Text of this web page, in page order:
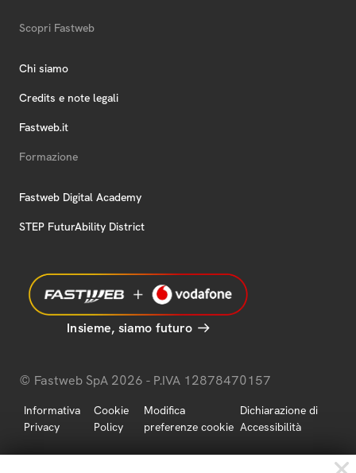
Scopri Fastweb
Chi siamo
Credits e note legali
Fastweb.it
Formazione
Fastweb Digital Academy
STEP FuturAbility District
Insieme, siamo futuro
© Fastweb SpA 2026 - P.IVA 12878470157
Informativa
Privacy
Cookie
Policy
Modifica
preferenze cookie
Dichiarazione di
Accessibilità